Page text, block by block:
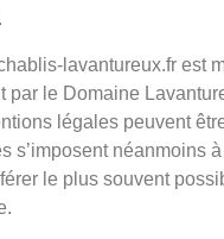
lavantureux.fr est
par le Domaine
légales peuvent
s’imposent néanmoins
le plus souvent